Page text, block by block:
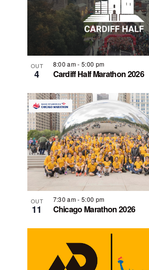
OUT
4 Cardiff Half Marathon 2026
8:00 am-5:00 pm
OUT
11 Chicago Marathon 2026
7:30 am-5:00 pm